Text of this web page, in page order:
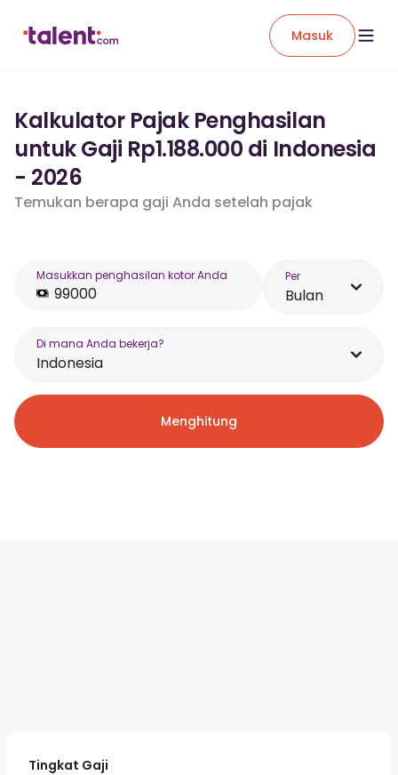
Masuk
Kalkulator Pajak Penghasilan
untuk Gaji Rp1.188.000 di Indonesia
- 2026
Temukan berapa gaji Anda setelah pajak
Masukkan penghasilan kotor Anda Per
Bulan
Di mana Anda bekerja?
Indonesia
Menghitung
Tingkat Gaji